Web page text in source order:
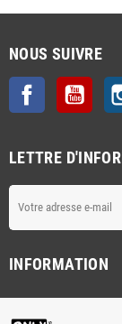
NOUS SUIVRE
Facebook
LETTRE
INFORMATION